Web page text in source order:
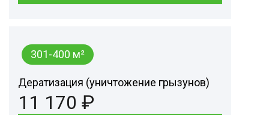
301-400 м²
Дератизация (уничтожение грызунов)
11 170 ₽